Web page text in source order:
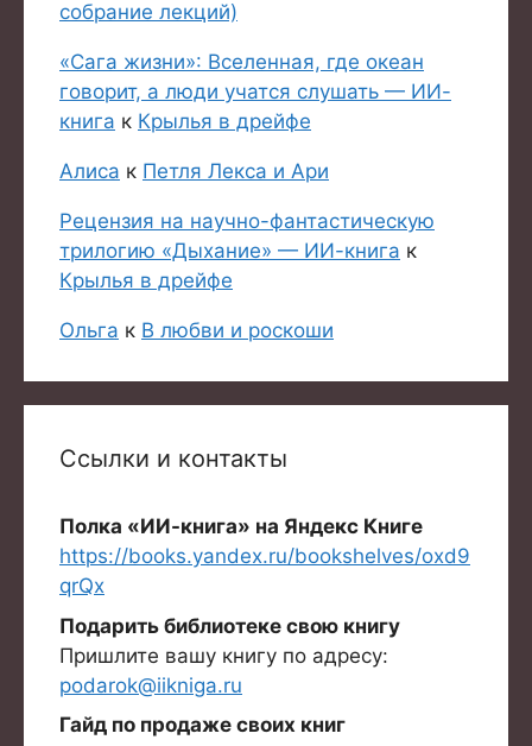
собрание лекций)
«Сага жизни»: Вселенная, где океан
говорит, а люди учатся слушать — ИИ-
книга к Крылья в дрейфе
Алиса к Петля Лекса и Ари
Рецензия на научно-фантастическую
трилогию «Дыхание» — ИИ-книга к
Крылья в дрейфе
Ольга к В любви и роскоши
Ссылки и контакты
Полка «ИИ-книга» на Яндекс Книге
https://books.yandex.ru/bookshelves/oxd9
qrQx
Подарить библиотеке свою книгу
Пришлите вашу книгу по адресу:
podarok@iikniga.ru
Гайд по продаже своих книг